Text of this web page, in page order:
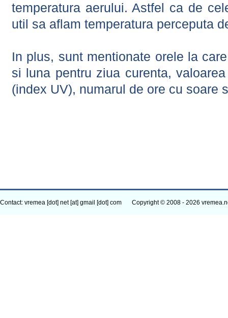
temperatura aerului. Astfel ca de
util sa aflam temperatura perceputa
In plus, sunt mentionate orele la
si luna pentru ziua curenta,
(index UV), numarul de ore cu soare
Contact: vremea [dot] net [at] gmail [dot] com Copyright © 2008 - 2026